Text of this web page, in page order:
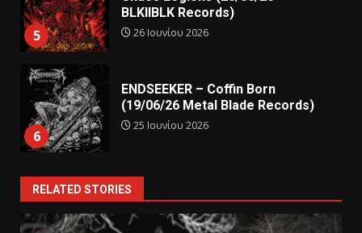
5
BLKIIBLK Records)
26 Ιουνίου 2026
6
ENDSEEKER – Coffin Born
(19/06/26 Metal Blade Records)
25 Ιουνίου 2026
RELATED STORIES